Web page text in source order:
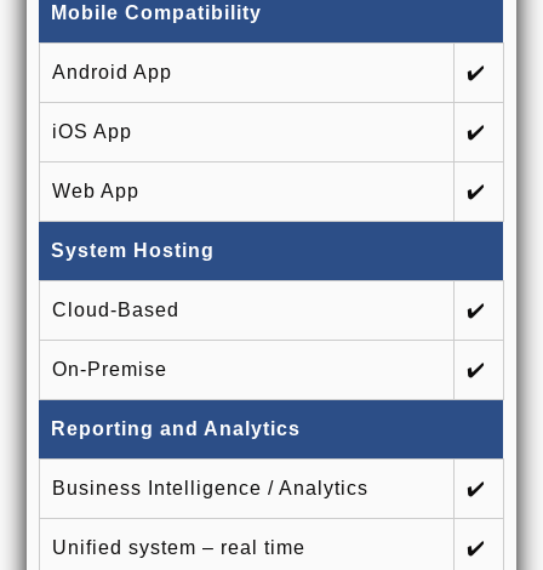
Mobile Compatibility
Android App ✔️
iOS App ✔️
Web App ✔️
System Hosting
Cloud-Based ✔️
On-Premise ✔️
Reporting and Analytics
Business Intelligence / Analytics ✔️
Unified system – real time ✔️